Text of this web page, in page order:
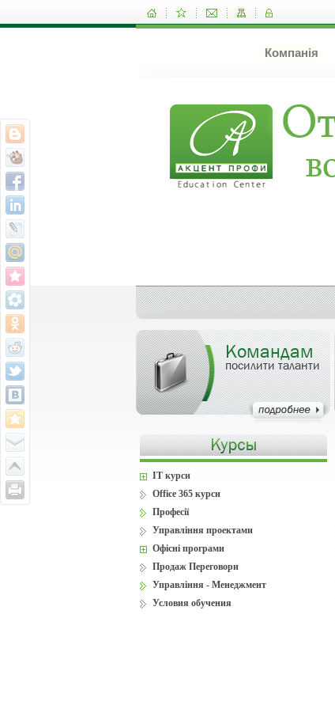
Компанія
Командам
посилити таланти
IT курси
Office 365 курси
Професії
Управління проектами
Офісні програми
Продаж Переговори
Управління - Менеджмент
Условия обучения